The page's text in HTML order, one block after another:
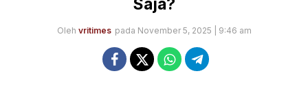
Saja?
Oleh vritimes pada November 5, 2025 | 9:46 am